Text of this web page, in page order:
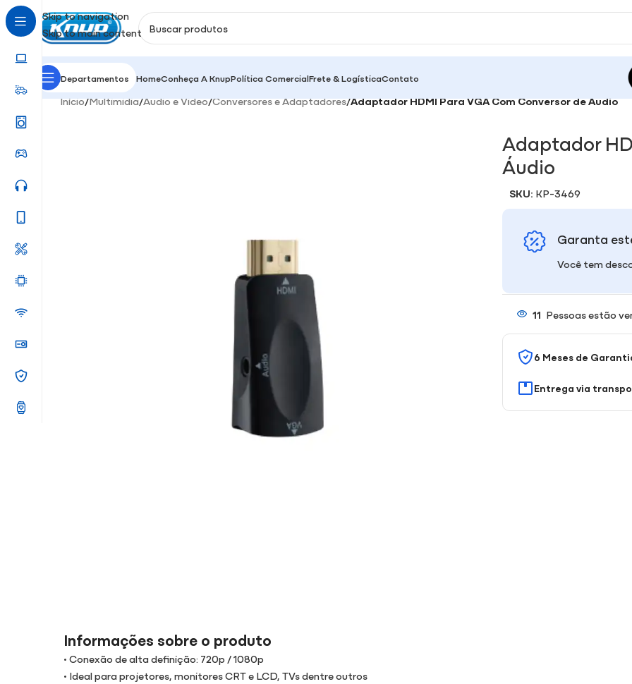
Skip to navigation
Skip to main content
Departamentos HomeConheça A KnupPolítica ComercialFrete & LogísticaContato
Início/Multimidia/Áudio e Video/Conversores e Adaptadores/Adaptador HDMI Para VGA Com Conversor de Áudio
Adaptador
Áudio
SKU: KP-3469
Garanta
Você tem
11 Pessoas estão
6 Meses de
Entrega via
Informações sobre o produto
• Conexão de alta definição: 720p / 1080p
• Ideal para projetores, monitores CRT e LCD, TVs dentre outros